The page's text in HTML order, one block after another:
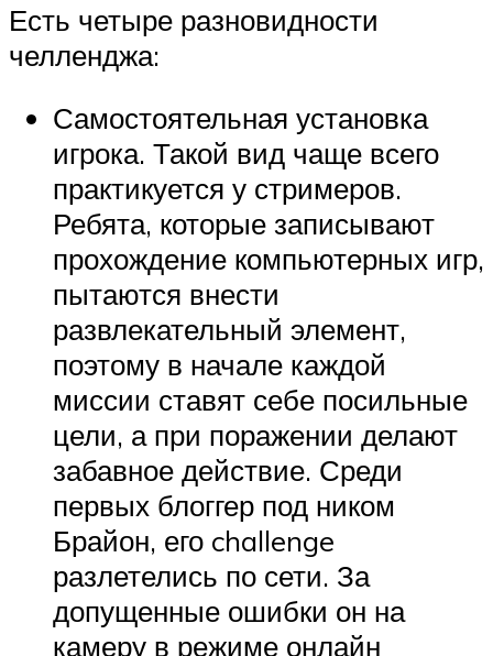
Есть четыре разновидности
челленджа:
Самостоятельная установка
игрока. Такой вид чаще всего
практикуется у стримеров.
Ребята, которые записывают
прохождение компьютерных игр,
пытаются внести
развлекательный элемент,
поэтому в начале каждой
миссии ставят себе посильные
цели, а при поражении делают
забавное действие. Среди
первых блоггер под ником
Брайон, его challenge
разлетелись по сети. За
допущенные ошибки он на
камеру в режиме онлайн